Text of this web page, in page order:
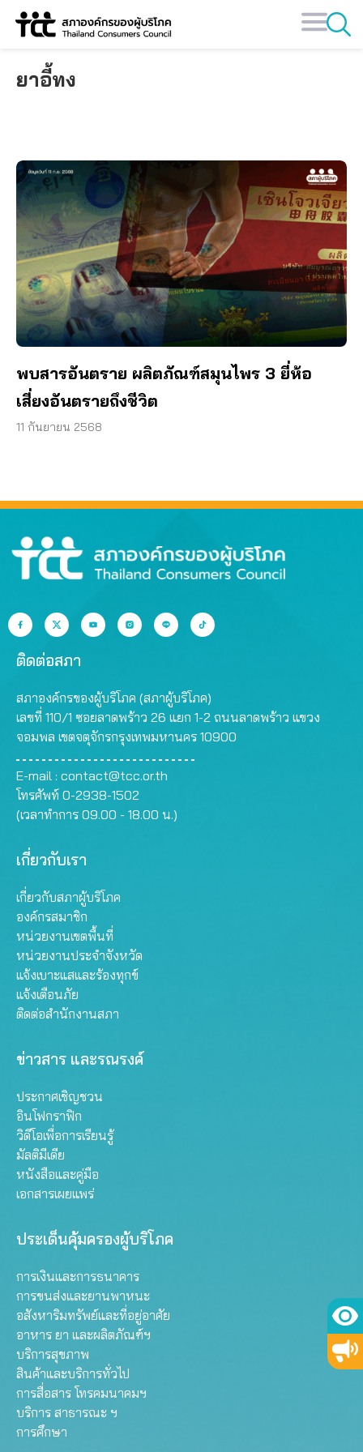
Skip
ยาอี้ทง
พบสารอันตราย ผลิตภัณฑ์สมุนไพร 3 ยี่ห้อ
เสี่ยงอันตรายถึงชีวิต
11 กันยายน 2568
ติดต่อสภา
สภาองค์กรของผู้บริโภค (สภาผู้บริโภค)
เลขที่ 110/1 ซอยลาดพร้าว 26 แยก 1-2 ถนนลาดพร้าว แขวง
จอมพล เขตจตุจักรกรุงเทพมหานคร 10900
E-mail : contact@tcc.or.th
โทรศัพท์ 0-2938-1502
(เวลาทำการ 09.00 - 18.00 น.)
เกี่ยวกับเรา
เกี่ยวกับสภาผู้บริโภค
องค์กรสมาชิก
หน่วยงานเขตพื้นที่
หน่วยงานประจำจังหวัด
แจ้งเบาะแสและร้องทุกข์
แจ้งเตือนภัย
ติดต่อสำนักงานสภา
ข่าวสาร และรณรงค์
ประกาศเชิญชวน
อินโฟกราฟิก
วิดีโอเพื่อการเรียนรู้
มัลติมีเดีย
หนังสือและคู่มือ
เอกสารเผยแพร่
ประเด็นคุ้มครองผู้บริโภค
การเงินและการธนาคาร
การขนส่งและยานพาหนะ
อสังหาริมทรัพย์และที่อยู่อาศัย
อาหาร ยา และผลิตภัณฑ์ฯ
บริการสุขภาพ
สินค้าและบริการทั่วไป
การสื่อสาร โทรคมนาคมฯ
บริการ สาธารณะ ฯ
การศึกษา